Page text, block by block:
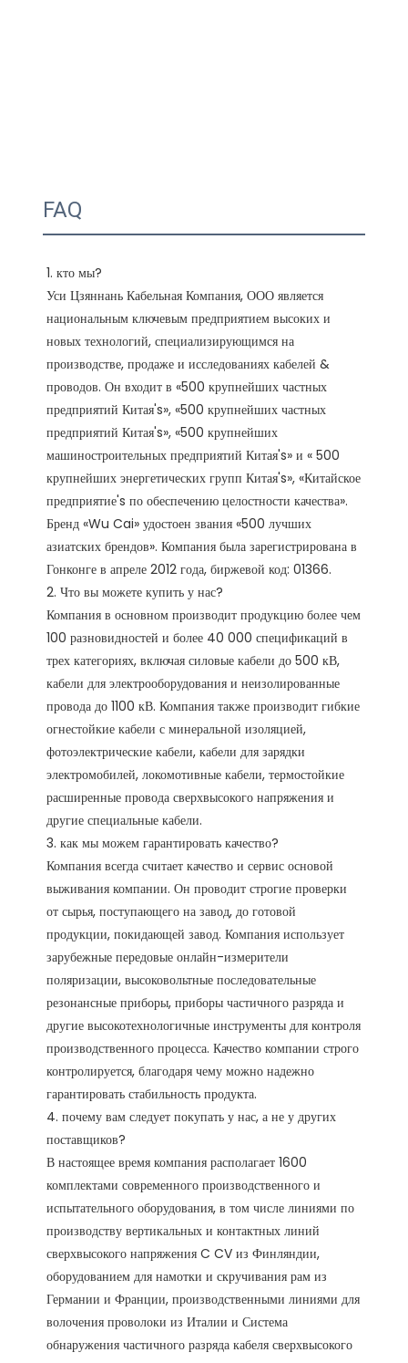
FAQ
1. кто мы?
Уси Цзяннань Кабельная Компания, ООО является
национальным ключевым предприятием высоких и
новых технологий, специализирующимся на
производстве, продаже и исследованиях кабелей &
проводов. Он входит в «500 крупнейших частных
предприятий Китая's», «500 крупнейших частных
предприятий Китая's», «500 крупнейших
машиностроительных предприятий Китая's» и « 500
крупнейших энергетических групп Китая's», «Китайское
предприятие's по обеспечению целостности качества».
Бренд «Wu Cai» удостоен звания «500 лучших
азиатских брендов». Компания была зарегистрирована в
Гонконге в апреле 2012 года, биржевой код: 01366.
2. Что вы можете купить у нас?
Компания в основном производит продукцию более чем
100 разновидностей и более 40 000 спецификаций в
трех категориях, включая силовые кабели до 500 кВ,
кабели для электрооборудования и неизолированные
провода до 1100 кВ. Компания также производит гибкие
огнестойкие кабели с минеральной изоляцией,
фотоэлектрические кабели, кабели для зарядки
электромобилей, локомотивные кабели, термостойкие
расширенные провода сверхвысокого напряжения и
другие специальные кабели.
3. как мы можем гарантировать качество?
Компания всегда считает качество и сервис основой
выживания компании. Он проводит строгие проверки
от сырья, поступающего на завод, до готовой
продукции, покидающей завод. Компания использует
зарубежные передовые онлайн-измерители
поляризации, высоковольтные последовательные
резонансные приборы, приборы частичного разряда и
другие высокотехнологичные инструменты для контроля
производственного процесса. Качество компании строго
контролируется, благодаря чему можно надежно
гарантировать стабильность продукта.
4. почему вам следует покупать у нас, а не у других
поставщиков?
В настоящее время компания располагает 1600
комплектами современного производственного и
испытательного оборудования, в том числе линиями по
производству вертикальных и контактных линий
сверхвысокого напряжения C CV из Финляндии,
оборудованием для намотки и скручивания рам из
Германии и Франции, производственными линиями для
волочения проволоки из Италии и Система
обнаружения частичного разряда кабеля сверхвысокого